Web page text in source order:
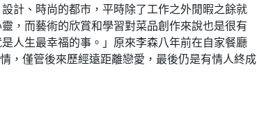
計、時尚的都市，平時除了工作之外閒暇之餘就
，而藝術的欣賞和學習對菜品創作來說也是很有
人生最幸福的事。」原來李森八年前在自家餐廳
，僅管後來歷經遠距離戀愛，最後仍是有情人終成